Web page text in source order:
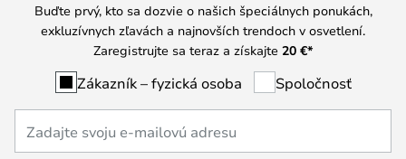
Buďte prvý, kto sa dozvie o našich špeciálnych ponukách,
exkluzívnych zľavách a najnovších trendoch v osvetlení.
Zaregistrujte sa teraz a získajte 20 €*
Zákazník – fyzická osoba Spoločnosť